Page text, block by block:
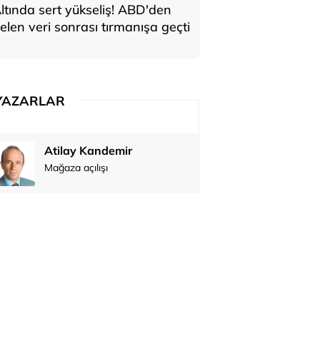
sert yükseliş! ABD'den
veri sonrası tırmanışa geçti
Atilay Kandemir
Mağaza açılışı